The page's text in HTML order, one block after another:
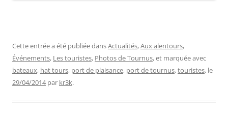
Cette entrée a été publiée dansActualités,Aux alentours,
Événements, Les touristes, Photos de Tournus, et marquée avec
bateaux, hat tours, port de plaisance, port de tournus,touristes, le
29/04/2014 par kr3k.